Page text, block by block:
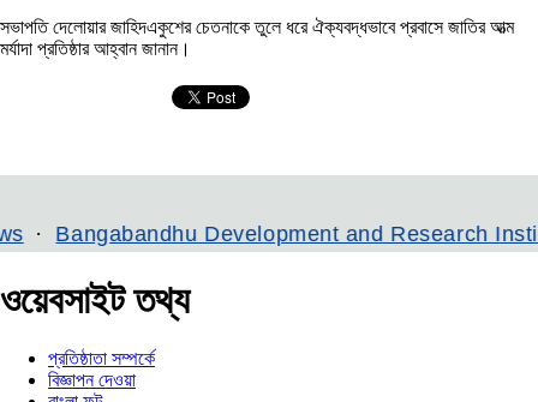
সভাপতি দেলোয়ার জাহিদএকুশের চেতনাকে তুলে ধরে ঐক্যবদ্ধভাবে প্রবাসে জাতির আত্ম
মর্যাদা প্রতিষ্ঠার আহ্বান জানান।
Development and Research Institute
ওয়েবসাইট তথ্য
প্রতিষ্ঠাতা সম্পর্কে
বিজ্ঞাপন দেওয়া